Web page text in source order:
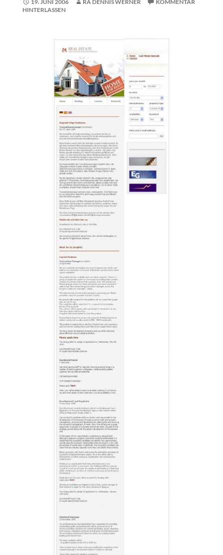
19. JUNI 2006 RA DENNIS WERNER
KOMMENTAR
HINTERLASSEN